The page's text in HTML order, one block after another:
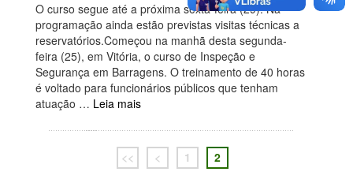
O curso segue até a próxima sexta-feira (29). Na
programação ainda estão previstas visitas técnicas a
reservatórios.Começou na manhã desta segunda-
feira (25), em Vitória, o curso de Inspeção e
Segurança em Barragens. O treinamento de 40 horas
é voltado para funcionários públicos que tenham
atuação … Leia mais
<< < 1 2